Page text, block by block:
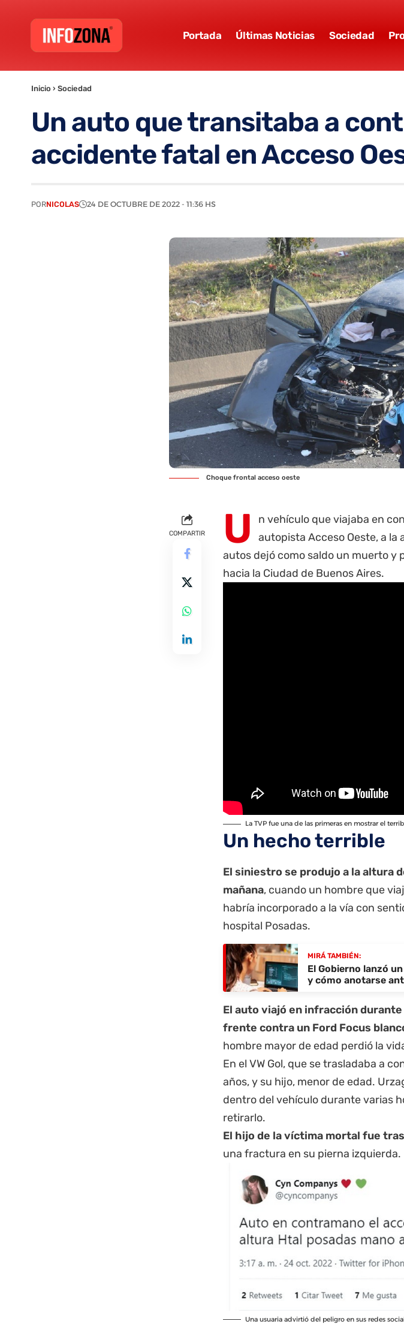
Portada Últimas Noticias Sociedad
Inicio › Sociedad
Un auto que transitaba a
accidente fatal en Acceso
PORNICOLAS 24 DE OCTUBRE DE 2022 - 11:36 HS
Choque frontal acceso oeste
COMPARTIR U
n vehículo que viajaba en
autopista Acceso Oeste, a
autos dejó como saldo un muerto y
hacia la Ciudad de Buenos Aires.
La TVP fue una de las primeras en mostrar el
Un hecho terrible
El siniestro se produjo a la altura
mañana, cuando un hombre que
habría incorporado a la vía con
hospital Posadas.
MIRÁ TAMBIÉN:
El Gobierno lanzó
y cómo anotarse
El auto viajó en infracción
frente contra un Ford Focus
hombre mayor de edad perdió la
En el VW Gol, que se trasladaba a
años, y su hijo, menor de edad.
dentro del vehículo durante varias
retirarlo.
El hijo de la víctima mortal fue
una fractura en su pierna izquierda.
Una usuaria advirtió del peligro en sus redes